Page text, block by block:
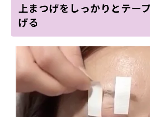
上まつげをしっかりとテー
げる